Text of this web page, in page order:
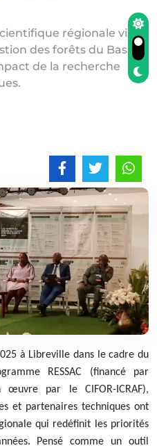
régionale vise
des forêts du Bassin
de la recherche
à Libreville dans le cadre du
RESSAC (financé par
œuvre par le CIFOR-ICRAF),
et partenaires techniques ont
qui redéfinit les priorités
Pensé comme un outil